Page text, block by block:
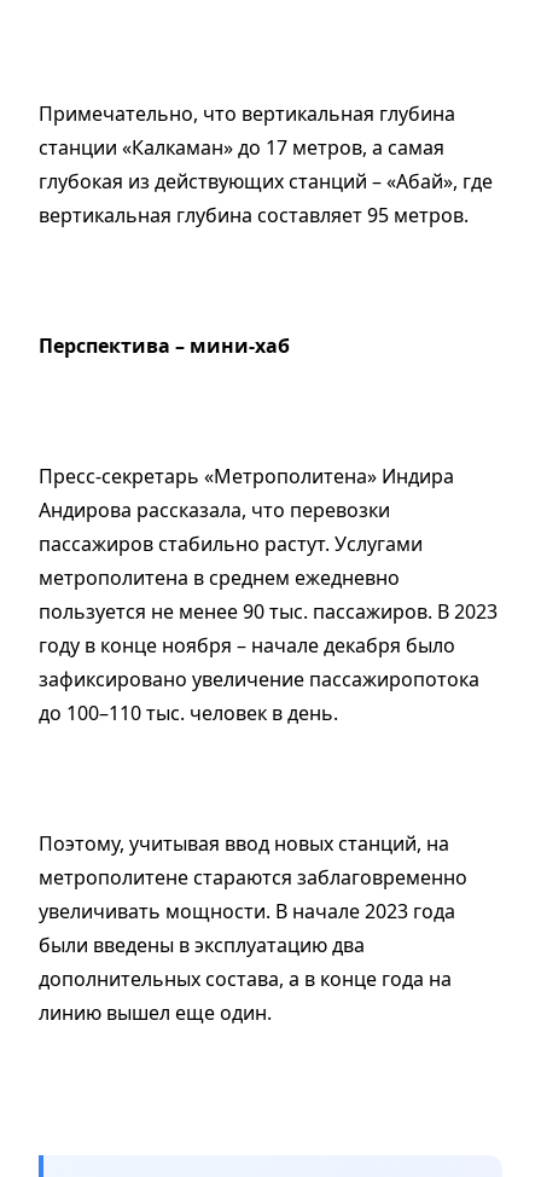
Примечательно, что вертикальная глубина
станции «Калкаман» до 17 метров, а самая
глубокая из действующих станций – «Абай», где
вертикальная глубина составляет 95 метров.
Перспектива – мини-хаб
Пресс-секретарь «Метрополитена» Индира
Андирова рассказала, что перевозки
пассажиров стабильно растут. Услугами
метрополитена в среднем ежедневно
пользуется не менее 90 тыс. пассажиров. В 2023
году в конце ноября – начале декабря было
зафиксировано увеличение пассажиропотока
до 100–110 тыс. человек в день.
Поэтому, учитывая ввод новых станций, на
метрополитене стараются заблаговременно
увеличивать мощности. В начале 2023 года
были введены в эксплуатацию два
дополнительных состава, а в конце года на
линию вышел еще один.